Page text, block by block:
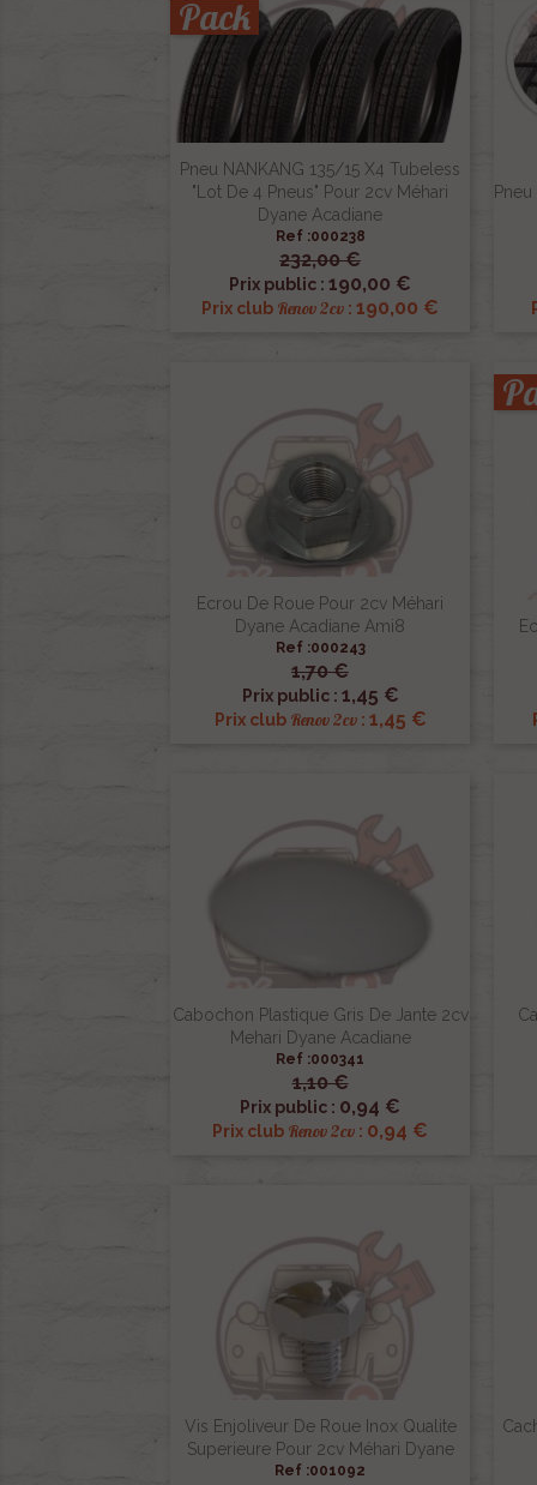
Pneu NANKANG 135/15 X4 Tubeless
"lot De 4 Pneus" Pour 2cv Méhari
Dyane Acadiane
Ref :000238
232,00 €
Prix public : 190,00 €
Prix club Renov 2cv : 190,00 €
Pack
 Aperçu rapide
Ecrou De Roue Pour 2cv Méhari
Dyane Acadiane Ami8
Ref :000243
1,70 €
Prix public : 1,45 €
Prix club Renov 2cv: 1,45 €
 Aperçu rapide
Cabochon Plastique Gris De Jante 2cv
Mehari Dyane Acadiane
Ref :000341
1,10 €
Prix public : 0,94 €
Prix club Renov 2cv : 0,94 €
 Aperçu rapide
Vis Enjoliveur De Roue Inox Qualite
Superieure Pour 2cv Méhari Dyane
Ref :001092